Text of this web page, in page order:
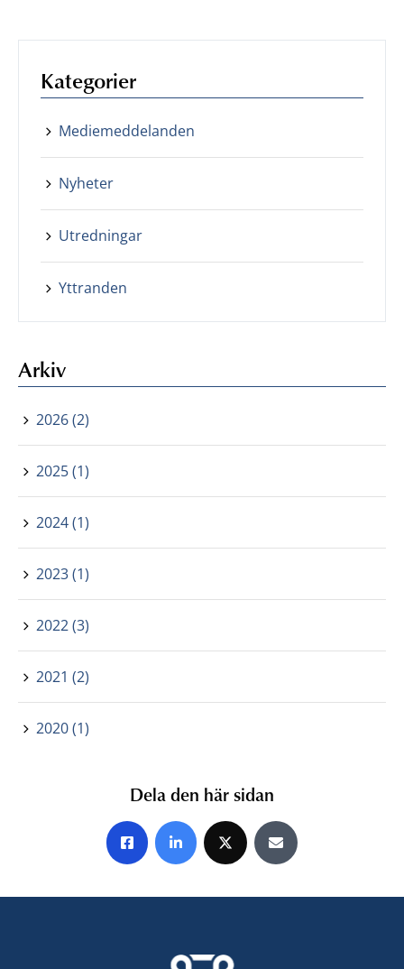
Kategorier
Mediemeddelanden
Nyheter
Utredningar
Yttranden
Arkiv
2026 (2)
2025 (1)
2024 (1)
2023 (1)
2022 (3)
2021 (2)
2020 (1)
Dela den här sidan
Share on Facebook
Share on LinkedIn
Share on XShare by E-mail